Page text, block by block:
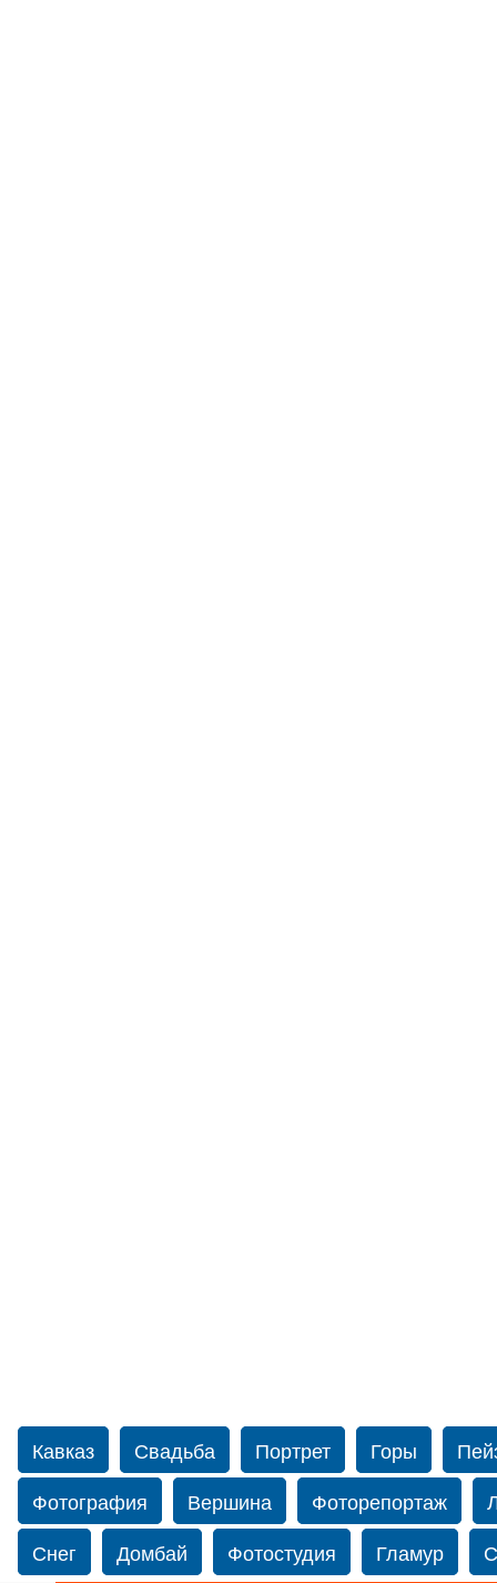
Кавказ Свадьба Портрет Горы
Фотография
Вершина Фоторепортаж
Снег
Домбай Фотостудия Гламур